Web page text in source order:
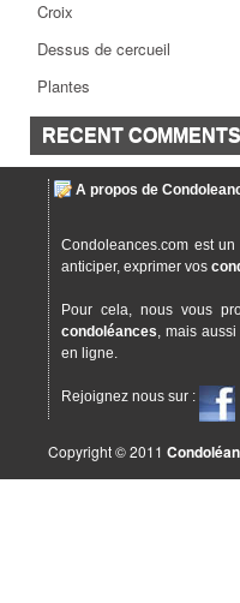
Croix
Dessus de cercueil
Plantes
RECENT COMMENTS
A propos de
Condoleances.com est
anticiper, exprimer vos
Pour cela, nous vous
condoléances, mais
en ligne.
Rejoignez nous sur :
Copyright © 2011